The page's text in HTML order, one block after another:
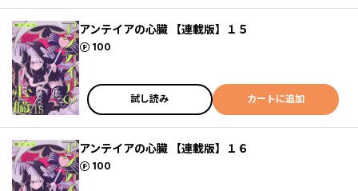
アンテイアの心臓 【連載版】１５
100
ポイント
試し読み カートに追加
アンテイアの心臓 【連載版】１６
100
ポイント